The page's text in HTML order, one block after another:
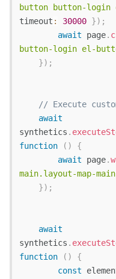
button button-
timeout : 30000 }) ;
await page.
button-login el-
}) ;
// Execute
await
synthetics .
function
( )
{
await page.
main.layout-map-
}) ;
await
synthetics .
function
( )
{
const